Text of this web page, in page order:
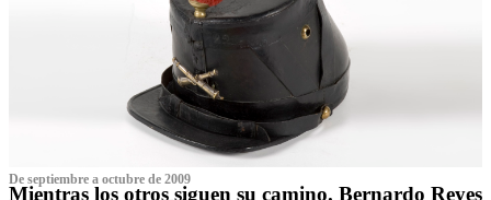
De septiembre a octubre de 2009
Mientras los otros siguen su camino. Bernardo Reyes